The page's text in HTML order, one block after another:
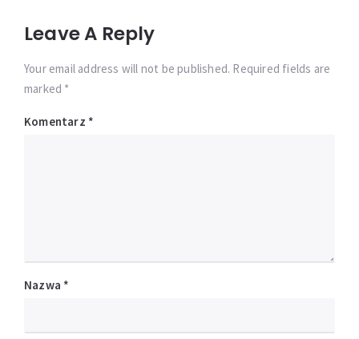
Leave A Reply
Your email address will not be published. Required fields are
marked *
Komentarz *
Nazwa *